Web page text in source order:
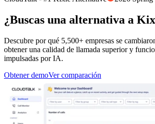
¿Buscas una alternativa a
Descubre por qué 5,500+ empresas se
obtener una calidad de llamada superior y
impulsadas por IA.
Obtener demoVer comparación